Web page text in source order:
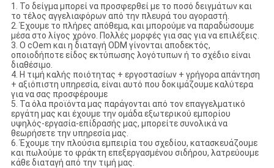
1. Το δείγμα μπορεί να προσφερθεί με το ποσό δειγμάτων και
το τέλος αγγελιαφόρων από την πλευρά του αγοραστή.
2. Έχουμε το πλήρες απόθεμα, και μπορούμε να παραδώσουμε
μέσα στο λίγος χρόνο. Πολλές μορφές για σας για να επιλέξεις.
3. Ο cOem και η διαταγή ODM γίνονται αποδεκτός,
οποιοδήποτε είδος εκτύπωσης λογότυπων ή το σχέδιο είναι
διαθέσιμο.
4. Η τιμή καλής ποιότητας + εργοστασίων + γρήγορα απάντηση
+ αξιόπιστη υπηρεσία, είναι αυτό που δοκιμάζουμε καλύτερα
για να σας προσφέρουμε
5. Τα όλα προϊόντα μας παράγονται από τον επαγγελματικό
εργάτη μας και έχουμε την ομάδα εξωτερικού εμπορίου
υψηλός-εργασία-επίδρασής μας, μπορείτε συνολικά να
θεωρήσετε την υπηρεσία μας.
6. Έχουμε την πλούσια εμπειρία του σχεδίου, κατασκευάζουμε
και πωλούμε το φράκτη επεξεργασμένου σιδήρου, λατρεύουμε
κάθε διαταγή από την τιμή μας.